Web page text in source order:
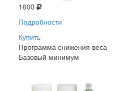
1600
Подробности
Купить
Программа снижения веса
Базовый минимум